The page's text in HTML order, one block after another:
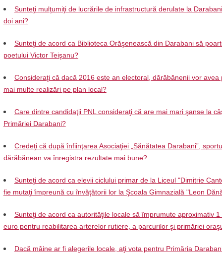
Sunteţi mulţumiţi de lucrările de infrastructură derulate la
doi ani?
Sunteţi de acord ca Biblioteca Orăşenească din Darabani să
poetului Victor Teişanu?
Consideraţi că dacă 2016 este an electoral, dărăbănenii vor avea
mai multe realizări pe plan local?
Care dintre candidaţii PNL consideraţi că are mai mari şanse la
Primăriei Darabani?
Credeţi că după înfiinţarea Asociaţiei „Sănătatea Darabani”,
dărăbănean va înregistra rezultate mai bune?
Sunteţi de acord ca elevii ciclului primar de la Liceul "Dimitrie
fie mutaţi împreună cu învăţătorii lor la Şcoala Gimnazială "Leon
Sunteţi de acord ca autorităţile locale să împrumute aproximativ 1
euro pentru reabilitarea arterelor rutiere, a parcurilor şi primăriei
Dacă mâine ar fi alegerile locale, aţi vota pentru Primăria